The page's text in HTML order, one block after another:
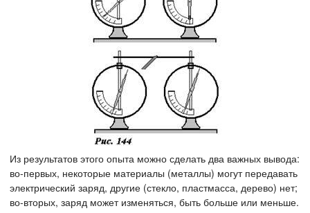
Из результатов этого опыта можно сделать два важных вывода:
во-первых, некоторые материалы (металлы) могут передавать
электрический заряд, другие (стекло, пластмасса, дерево) нет;
во-вторых, заряд может изменяться, быть больше или меньше.